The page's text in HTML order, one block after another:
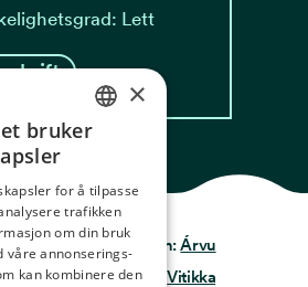
Lett
Policy
conditions
Design:Árvu
Kode:Vitikka
NORWEGIAN
GERMAN
FRENCH
×
bruker
for å tilpasse
trafikken
om din bruk
våre annonserings-
kan kombinere den